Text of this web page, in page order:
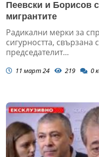
Пеевски и Борисов
мигрантите
Радикални мерки за
сигурността,
председателит...
11 март 24 219 0